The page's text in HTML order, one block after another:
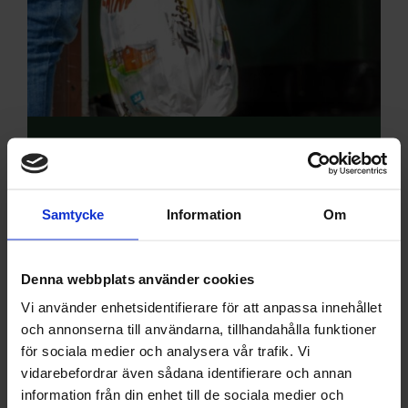
Samtycke Information Om
Denna webbplats använder cookies
Vi använder enhetsidentifierare för att anpassa innehållet
och annonserna till användarna, tillhandahålla funktioner
för sociala medier och analysera vår trafik. Vi
vidarebefordrar även sådana identifierare och annan
information från din enhet till de sociala medier och
Upptäck